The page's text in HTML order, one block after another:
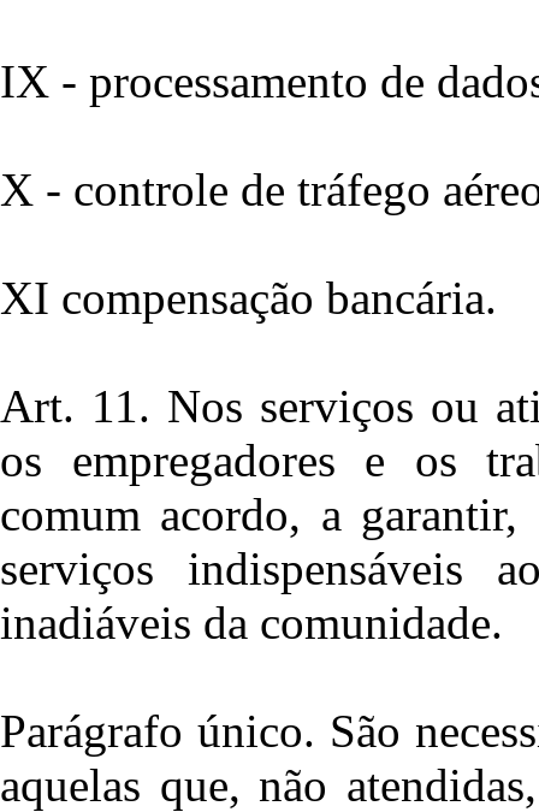
IX - processamento de
X - controle de tráfego
XI compensação bancária.
Art. 11. Nos serviços ou
os empregadores e os
comum acordo, a
serviços indispensáveis
inadiáveis da comunidade.
Parágrafo único. São
aquelas que, não